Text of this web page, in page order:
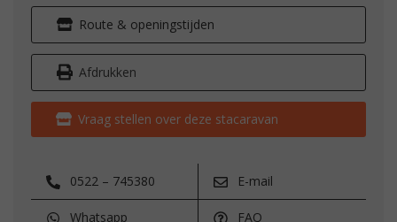
Route & openingstijden
Afdrukken
Vraag stellen over deze stacaravan
0522 – 745380 E-mail
Whatsapp FAQ